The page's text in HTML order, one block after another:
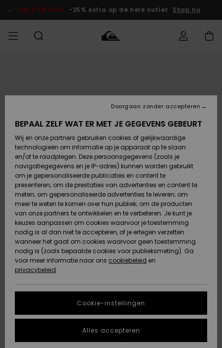
Productinformatie
SALE ON SALE -25% extra op de hele outlet Shop nu
Accessoires
Schoenen &
Slippers
Surf /
Water
Snow
Nieuw
Highlights
JONGENS
Accessoires
Schoenen &
Slippers
Surf /
Water
Sneeuw
Nieuw
Highlights
DAMES
Highlights
Snow
SURF
Surf Shop
Highlights
Community
SNOW
Snow Shop
Dames
Snow Shop
Highlights
Gemeenschap
SALE ON
SALE
Kinderen
VROUW
OUTLET
Regio- En
Taalinstellingen
Retouren
Betaling
Giftcard
Quiksilver
Freedom
Gegevensbescherming
gesprek om het
snelste
vraag te
krijgen.
DUURZAAMHEID
STORE LOCATOR
BEPAAL ZELF WAT ER MET JE GEGEVENS GEBEURT
Wij en onze partners gebruiken cookies of gelijkwaardige
technologieën om informatie op je apparaat op te slaan
en/of te raadplegen. Deze persoonsgegevens (zoals je
navigatiegegevens en je IP-adres) kunnen worden gebruikt
om je gepersonaliseerde publicaties en content te
presenteren; om de prestaties van advertenties en content te
meten; om gepersonaliseerde advertenties te leveren; om
meer te weten te komen over hun publiek; om de producten
van onze partners te ontwikkelen en te verbeteren. Je kunt je
keuzes aanpassen om cookies waarvoor je toestemming
nodig is al dan niet te accepteren, of je ertegen verzetten
wanneer het gaat om cookies waarvoor geen toestemming
nodig is (zoals bepaalde cookies voor publieksmeting). Ga
voor meer informatie naar ons cookiebeleid en
privacybeleid
Cookie-instellingen
Doorgaan zonder accepteren
Alles accepteren